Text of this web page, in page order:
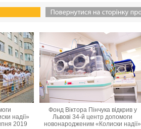
надії»
2019
Фонд Віктора Пінчука відкрив у
Львові 34-й центр допомоги
новонародженим «Колиски надії»